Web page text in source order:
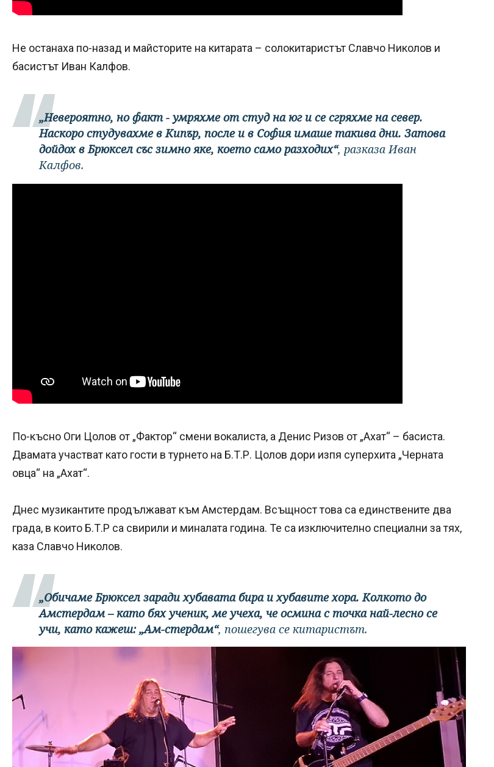
Не останаха по-назад и майсторите на китарата – солокитаристът Славчо Николов и
басистът Иван Калфов.
„Невероятно, но факт - умряхме от студ на юг и се сгряхме на север.
Наскоро студувахме в Кипър, после и в София имаше такива дни. Затова
дойдох в Брюксел със зимно яке, което само разходих“, разказа Иван
Калфов.
По-късно Оги Цолов от „Фактор“ смени вокалиста, а Денис Ризов от „Ахат“ – басиста.
Двамата участват като гости в турнето на Б.Т.Р. Цолов дори изпя суперхита „Черната
овца“ на „Ахат“.
Днес музикантите продължават към Амстердам. Всъщност това са единствените два
града, в които Б.Т.Р са свирили и миналата година. Те са изключително специални за тях,
каза Славчо Николов.
„Обичаме Брюксел заради хубавата бира и хубавите хора. Колкото до
Амстердам – като бях ученик, ме учеха, че осмина с точка най-лесно се
учи, като кажеш:„Ам-стердам“, пошегува се китаристът.